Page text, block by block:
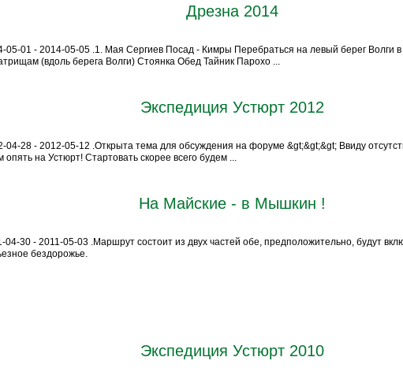
Дрезна 2014
05-01 - 2014-05-05 .1. Мая Сергиев Посад - Кимры Перебраться на левый берег Волги
(вдоль берега Волги) Стоянка Обед Тайник Парохо ...
Экспедиция Устюрт 2012
04-28 - 2012-05-12 .Открыта тема для обсуждения на форуме &gt;&gt;&gt; Ввиду
опять на Устюрт! Стартовать скорее всего будем ...
На Майские - в Мышкин !
04-30 - 2011-05-03 .Маршрут состоит из двух частей обе, предположительно, будут
бездорожье.
Экспедиция Устюрт 2010